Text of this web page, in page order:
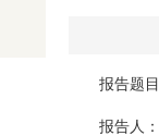
报告题
报告人